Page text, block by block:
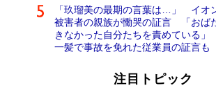
「玖瑠美の最期の言葉は…」 イオ
被害者の親族が慟哭の証言 「おば
きなかった自分たちを責めている
一髪で事故を免れた従業員の証言も
注目トピック